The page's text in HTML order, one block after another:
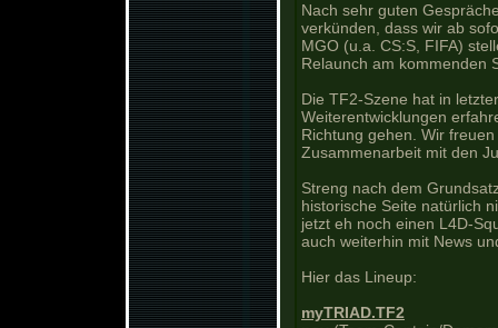
Nach sehr guten
verkünden, dass wir ab
MGO (u.a. CS:S, FIFA)
Relaunch am kommenden
Die TF2-Szene hat in
Weiterentwicklungen
Richtung gehen. Wir
Zusammenarbeit mit den
Streng nach dem
historische Seite natürlich
jetzt eh noch einen L4D-
auch weiterhin mit News
Hier das Lineup:
myTRIAD.TF2